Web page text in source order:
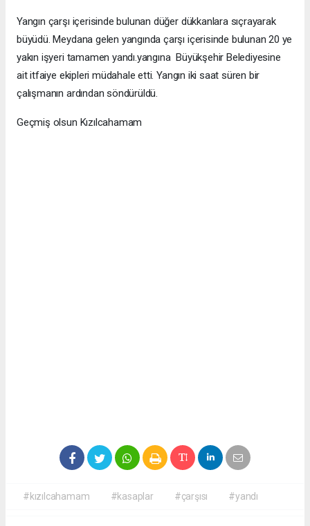
Yangın çarşı içerisinde bulunan düğer dükkanlara sıçrayarak
büyüdü. Meydana gelen yangında çarşı içerisinde bulunan 20 ye
yakın işyeri tamamen yandı.yangına Büyükşehir Belediyesine
ait itfaiye ekipleri müdahale etti. Yangın iki saat süren bir
çalışmanın ardından söndürüldü.
Geçmiş olsun Kızılcahamam
#kızılcahamam #kasaplar #çarşısı #yandı